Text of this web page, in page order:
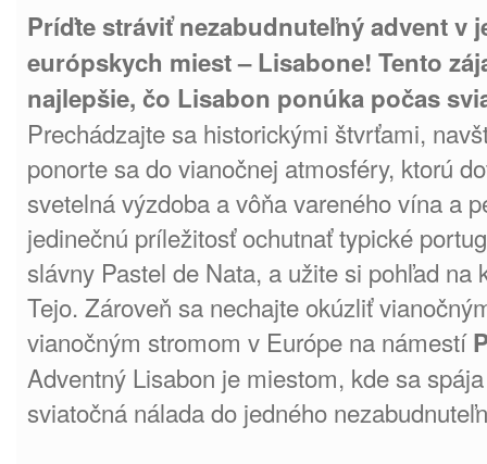
Príďte stráviť nezabudnuteľný advent v
európskych miest – Lisabone! Tento
najlepšie, čo Lisabon ponúka počas
Prechádzajte sa historickými štvrťami,
ponorte sa do vianočnej atmosféry, ktorú
svetelná výzdoba a vôňa vareného vína a
jedinečnú príležitosť ochutnať typické
slávny Pastel de Nata, a užite si pohľad na
Tejo. Zároveň sa nechajte okúzliť
vianočným stromom v Európe na námestí
Adventný Lisabon je miestom, kde sa
sviatočná nálada do jedného